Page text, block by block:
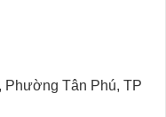
Phường Tân Phú, TP